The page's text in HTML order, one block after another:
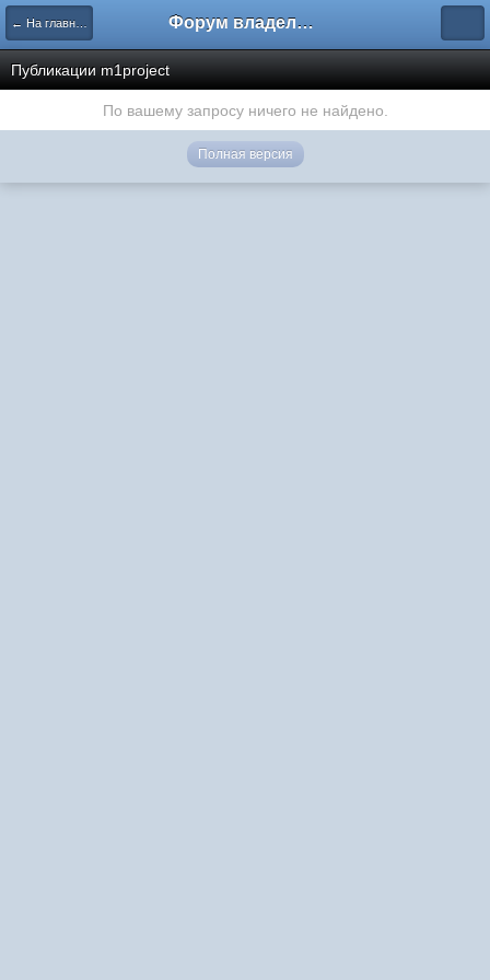
← На главную Форум владельцев интернет-магазинов
Публикации m1project
По вашему запросу ничего не найдено.
Полная версия